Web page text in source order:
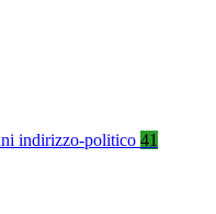
indirizzo-politico 41